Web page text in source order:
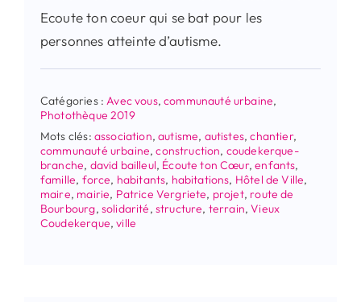
Ecoute ton coeur qui se bat pour les
personnes atteinte d’autisme.
Catégories : Avec vous,communauté urbaine,
Photothèque 2019
Mots clés: association,autisme, autistes,chantier,
communauté urbaine,construction, coudekerque-
branche, david bailleul, Écoute ton Cœur,enfants,
famille, force, habitants, habitations, Hôtel de Ville,
maire, mairie, Patrice Vergriete, projet, route de
Bourbourg, solidarité, structure, terrain,Vieux
Coudekerque,ville